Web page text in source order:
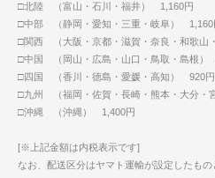
□北陸 （富山・石川・福井） 1,160円
□中部 （静岡・愛知・三重・岐阜） 1,160
□関西 （大阪・京都・滋賀・奈良・和歌山
□中国 （岡山・広島・山口・鳥取・島根）
□四国 （香川・徳島・愛媛・高知） 920円
□九州 （福岡・佐賀・長崎・熊本・大分・
□沖縄 （沖縄） 1,400円
[※上記金額は内税表示です]
なお、配送区分はヤマト運輸が設定したもの